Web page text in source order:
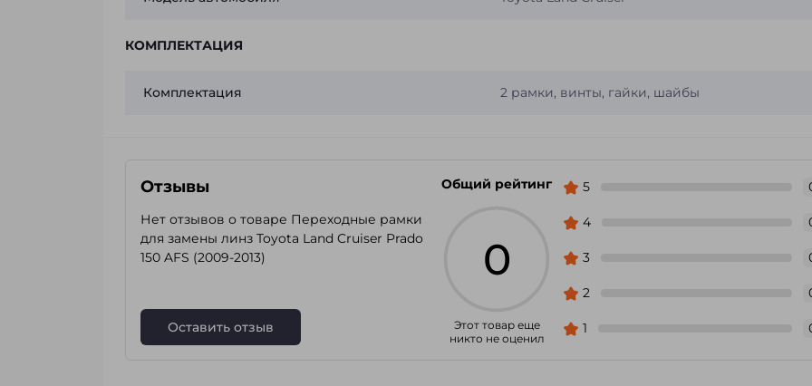
КОМПЛЕКТАЦИЯ
Комплектация 2 рамки, винты, гайки, шайбы
Отзывы
Нет отзывов о товаре Переходные рамки
для замены линз Toyota Land Cruiser Prado
150 AFS (2009-2013)
Оставить отзыв
Общий рейтинг
0
Этот товар еще
никто не оценил
5
4
3
2
1